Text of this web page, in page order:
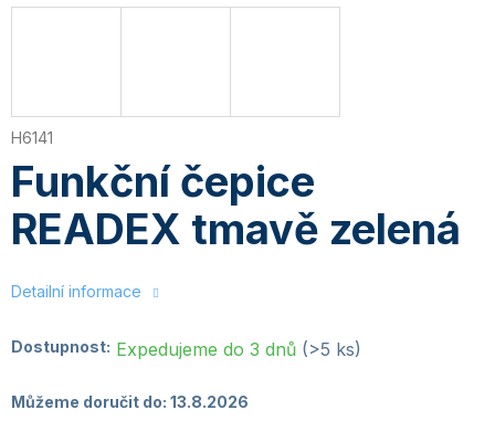
Funkční čepice
READEX tmavě zelená
H6141
Detailní informace
Dostupnost: Expedujeme do 3 dnů (>5 ks)
Můžeme doručit do: 13.8.2026